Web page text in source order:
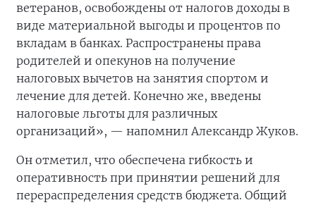
ветеранов, освобождены от налогов доходы в
виде материальной выгоды и процентов по
вкладам в банках. Распространены права
родителей и опекунов на получение
налоговых вычетов на занятия спортом и
лечение для детей. Конечно же, введены
налоговые льготы для различных
организаций», — напомнил Александр Жуков.
Он отметил, что обеспечена гибкость и
оперативность при принятии решений для
перераспределения средств бюджета. Общий